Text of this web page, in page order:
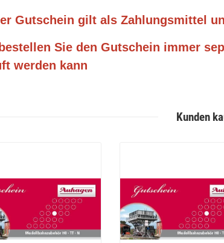
Gutschein gilt als Zahlungsmittel
Sie den Gutschein immer
werden kann
Kunden